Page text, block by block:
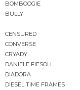
BOMBOOGIE
BULLY
CENSURED
CONVERSE
CRYADY
DANIELE FIESOLI
DIADORA
DIESEL TIME FRAMES